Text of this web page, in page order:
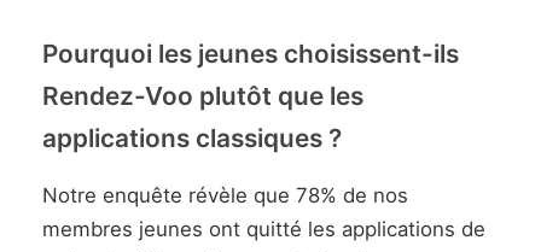
Pourquoi les jeunes choisissent-ils
Rendez-Voo plutôt que les
applications classiques ?
Notre enquête révèle que 78% de nos
membres jeunes ont quitté les applications de